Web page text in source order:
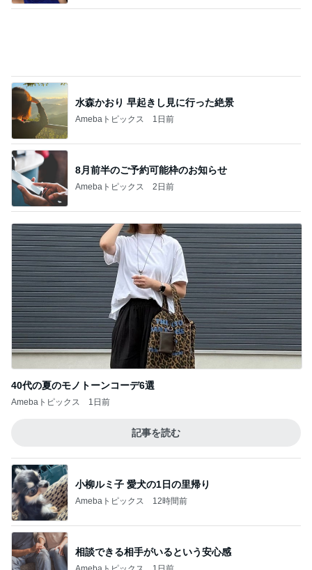
夫が好きでしょっちゅう作る料理
Amebaトピックス
帰宅後すぐ洗濯と片付けをした私
Amebaトピックス 2日前
年金だけじゃ生活できない友人の言葉
Amebaトピックス 2日前
もっと食べたかったコメダのおぐらあん
Amebaトピックス 1日前
Amebaトピックス 1日前